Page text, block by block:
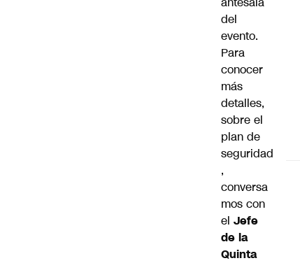
del
evento.
Para
conocer
más
detalles,
sobre el
plan de
seguridad
,
conversa
mos con
el Jefe
de la
Quinta